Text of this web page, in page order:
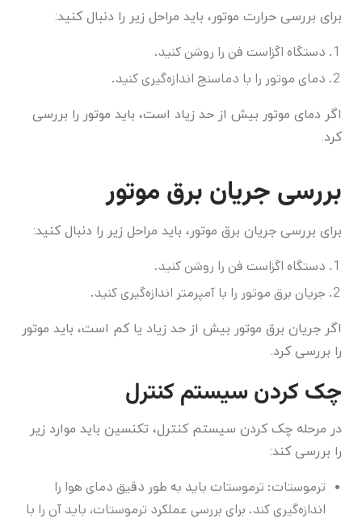
برای بررسی حرارت موتور، باید مراحل زیر را دنبال کنید:
دستگاه اگزاست فن را روشن کنید.
دمای موتور را با دماسنج اندازه‌گیری کنید.
اگر دمای موتور بیش از حد زیاد است، باید موتور را بررسی
کرد.
بررسی جریان برق موتور
برای بررسی جریان برق موتور، باید مراحل زیر را دنبال کنید:
دستگاه اگزاست فن را روشن کنید.
جریان برق موتور را با آمپرمتر اندازه‌گیری کنید.
اگر جریان برق موتور بیش از حد زیاد یا کم است، باید موتور
را بررسی کرد.
چک کردن سیستم کنترل
در مرحله چک کردن سیستم کنترل، تکنسین باید موارد زیر
را بررسی کند:
ترموستات: ترموستات باید به طور دقیق دمای هوا را
اندازه‌گیری کند. برای بررسی عملکرد ترموستات، باید آن را با